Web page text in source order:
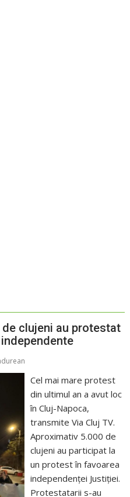
de clujeni au protestat
Cel mai mare protest
din ultimul an a avut loc
în Cluj-Napoca,
transmite Via Cluj TV.
Aproximativ 5.000 de
clujeni au participat la
un protest în favoarea
independenței Justiției.
Protestatarii s-au